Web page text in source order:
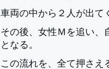
車両の中から２人が出て
その後、女性Ｍを追い、
となる。
この流れを、全て押さえ